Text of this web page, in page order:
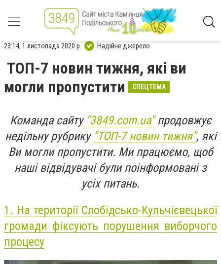
23:14, 1 листопада 2020 р. Надійне джерело
ТОП-7 новин тижня, які ви
могли пропустити
СПЕЦТЕМА
Команда сайту "3849.com.ua"продовжує
недільну рубрику "ТОП-7 новин тижня", які
Ви могли пропустити. Ми працюємо, щоб
наші відвідувачі були поінформовані з
усіх питань.
1. На території Слобідсько-Кульчієвецької
громади фіксують порушення виборчого
процесу